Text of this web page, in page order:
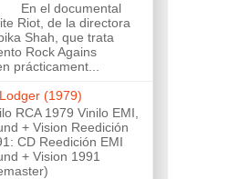
el documental
Riot, de la directora
Shah, que trata
Rock Agains
prácticament...
(1979)
RCA 1979 Vinilo EMI,
+ Vision Reedición
CD Reedición EMI
+ Vision 1991